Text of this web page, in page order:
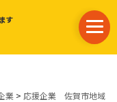
す
業 > 応援企業 佐賀市地域